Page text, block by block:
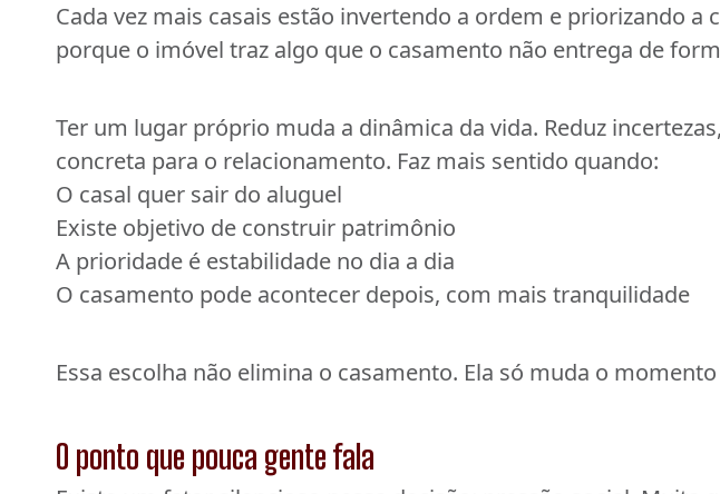
Cada vez mais casais estão invertendo a ordem e priorizando
porque o imóvel traz algo que o casamento não entrega de
Ter um lugar próprio muda a dinâmica da vida. Reduz
concreta para o relacionamento. Faz mais sentido quando:
O casal quer sair do aluguel
Existe objetivo de construir patrimônio
A prioridade é estabilidade no dia a dia
O casamento pode acontecer depois, com mais tranquilidade
Essa escolha não elimina o casamento. Ela só muda o
O ponto que pouca gente fala